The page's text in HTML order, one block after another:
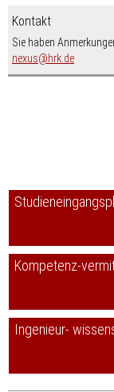
Kontakt
Sie haben
nexus
nospam-
hrk.de
Kompetenz-
Ingenieur-